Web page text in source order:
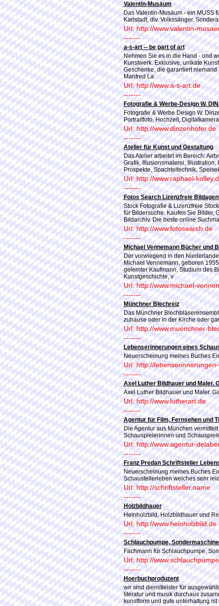
Valentin-Musäum
Das Valentin-Musäum - ein MUSS
Karlstadt, div. Volkssänger,
Url: http://www.valentin-
-------
a-s-art -- be part of art
Nehmen Sie es in die Hand - und
Kunstwerk. Exklusive, unikate
Geschenke, die garantiert
Manfred La
Url: http://www.a-s-art.de
-------
Fotografie & Werbe-Design W.
Fotografie & Werbe.Design W.
Portraitfoto, Hochzeit,
Url: http://www.dinzenhofer.de
-------
Atelier für Kunst und Gestaltung
Das Atelier arbeitet im Bereich:
Grafik, Illusionsmalerei, Illustration,
Prospekte, Spachteltechnik,
Url: http://www.raphael-
-------
Fotos Search Lizenzfreie
Stock Fotografie & Lizenzfreie
für Bildersuche. Kaufen Sie Bilder,
Bildarchiv. Die beste online
Url: http://www.fotosearch.de
-------
Michael Vennemann Bücher und
Der vorwiegend in den
Michael Vennemann, geboren
gelernter Kaufmann, Studium des
Kunstgeschichte, v
Url: http://www.michael-
-------
Münchner Blechreiz
Das Münchner
zuhause oder in der Kirche oder
Url: http://www.muenchner-
-------
Lebenserinnerungen eines
Neuerscheinung meines Buches
Url: http://
-------
Axel Luther Bildhauer und Maler.
Axel Luther Bildhauer und Maler.
Url: http://www.lutherart.de
-------
Agentur für Film, Fernsehen und
Die Agentur aus München
Schauspielerinnen und
Url: http://www.agentur-
-------
Franz Predan Schriftsteller
Neuerscheinung meines Buches
Schaustellerleben welches sehr
Url: http://schriftsteller.name
-------
Holzbildhauer
Heinholzbild, Holzbildhauer und
Url: http://www.heinholzbild.de
-------
Schlauchpumpe,
Fachmann für Schlauchpumpe,
Url: http://
-------
Hoerbuchproduzent
wir sind dienstleister für
literatur und musik durchaus
kunstform und gute unterhaltung